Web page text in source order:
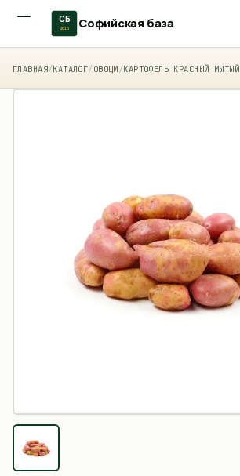
СБ
2015 Софийская база
ГЛАВНАЯ/КАТАЛОГ/ ОВОЩИ/КАРТОФЕЛЬ КРАСНЫЙ МЫТЫЙ